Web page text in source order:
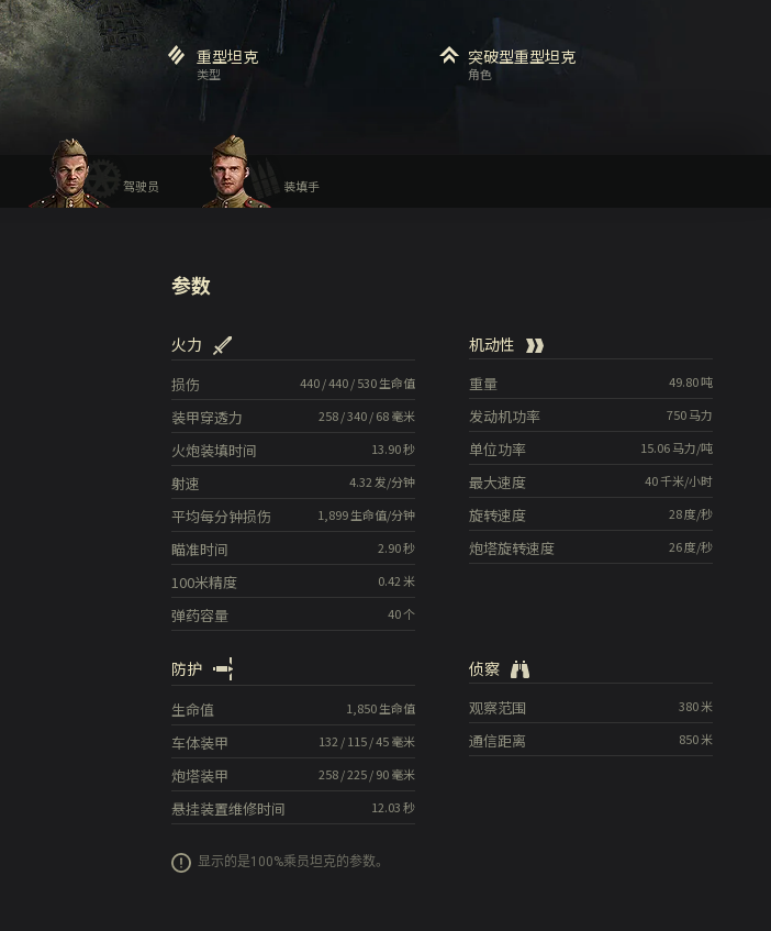
类型
重型坦克
角色
突破型重型坦克
驾驶员 装填手
参数
火力
440/440/530生命值
损伤
258/340/68毫米
装甲穿透力
13.90秒
火炮装填时间
4.32 发/分钟
射速
1,899生命值/分钟
平均每分钟损伤
2.90秒
瞄准时间
0.42米
100米精度
40个
弹药容量
机动性
49.80吨
重量
750马力
发动机功率
15.06马力/吨
单位功率
40千米/小时
最大速度
28度/秒
旋转速度
26度/秒
炮塔旋转速度
防护
1,850生命值
生命值
132/115/45毫米
车体装甲
258/225/90毫米
炮塔装甲
12.03秒
悬挂装置维修时间
侦察
380米
观察范围
850米
通信距离
显示的是100%乘员坦克的参数。